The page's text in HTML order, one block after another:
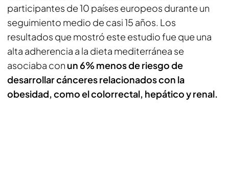
participantes de 10 países europeos durante un
seguimiento medio de casi 15 años. Los
resultados que mostró este estudio fue que una
alta adherencia a la dieta mediterránea se
asociaba con un 6% menos de riesgo de
desarrollar cánceres relacionados con la
obesidad, como el colorrectal, hepático y renal.